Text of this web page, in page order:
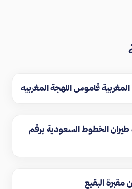
قاموس اللهجة المغربيه
طيران الخطوط السعودية برقم
البقيع